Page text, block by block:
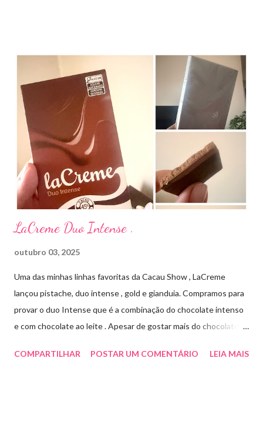
aplico sobre a acne ( geralmente uso a noite). Informação do
produto: ILOSONE TÓPICO SOLUÇÃO (eritromicina) é um
antibiótico de amplo espectro produzido por uma cepa de
Streptomyces erythraeus. É básico e forma rapidamente sais
com os ácidos. Forma farmacêutica e Apresentação ILOSONE
TÓPICO SOLUÇÃO é apresentado sob a forma líquida em
frascos de 120 ml. USO PEDIÁTRICO E ADULTO. Composição
Cada ml contém: Eritromicina base 20 mg Excipientes q.s....
LaCreme Duo Intense .
outubro 03, 2025
Uma das minhas linhas favoritas da Cacau Show , LaCreme
lançou pistache, duo intense , gold e gianduia. Compramos para
provar o duo Intense que é a combinação do chocolate intenso
e com chocolate ao leite . Apesar de gostar mais do chocolate
medida certa ( tem sabor e cremosidade ). Preço R$19,99 .
COMPARTILHAR POSTAR UM COMENTÁRIO LEIA MAIS